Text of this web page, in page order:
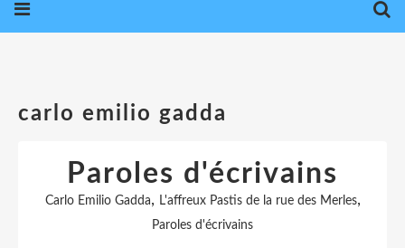
carlo emilio gadda
Paroles d'écrivains
Carlo Emilio Gadda, L'affreux Pastis de la rue des Merles,
Paroles d'écrivains